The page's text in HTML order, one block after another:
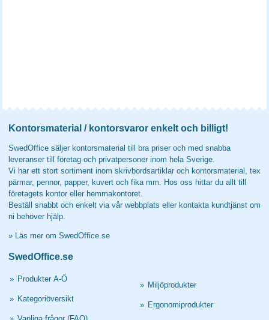
Kontorsmaterial / kontorsvaror enkelt och billigt!
SwedOffice säljer kontorsmaterial till bra priser och med snabba
leveranser till företag och privatpersoner inom hela Sverige.
Vi har ett stort sortiment inom skrivbordsartiklar och kontorsmaterial, tex
pärmar, pennor, papper, kuvert och fika mm. Hos oss hittar du allt till
företagets kontor eller hemmakontoret.
Beställ snabbt och enkelt via vår webbplats eller kontakta kundtjänst om
ni behöver hjälp.
» Läs mer om SwedOffice.se
SwedOffice.se
» Produkter A-Ö
» Kategoriöversikt
» Miljöprodukter
» Ergonomiprodukter